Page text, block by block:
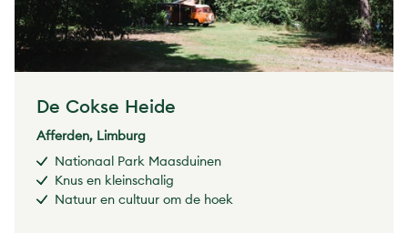
De Cokse Heide
Afferden, Limburg
Nationaal Park Maasduinen
Knus en kleinschalig
Natuur en cultuur om de hoek